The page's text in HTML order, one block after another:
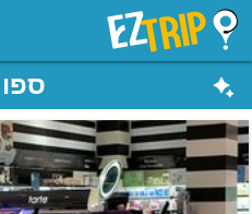
EZTrip